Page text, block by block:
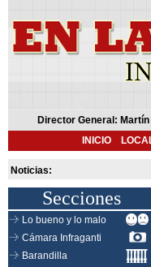
Director General: Martín
INICIO
Noticias:
Secciones
Lo bueno y lo malo
Cámara Infraganti
Barandilla